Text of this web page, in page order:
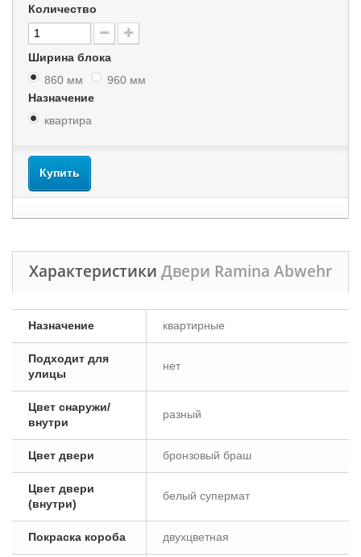
Количество
Ширина блока
860 мм
960 мм
Назначение
квартира
Купить
Характеристики Двери Ramina Abwehr
Назначение квартирные
Подходит для
улицы
нет
Цвет снаружи/
внутри
разный
Цвет двери бронзовый браш
Цвет двери
(внутри)
белый супермат
Покраска короба двухцветная